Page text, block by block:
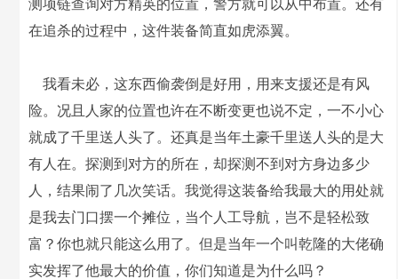
测项链查询对方精英的位置，警方就可以从中布置。还有
在追杀的过程中，这件装备简直如虎添翼。
我看未必，这东西偷袭倒是好用，用来支援还是有风
险。况且人家的位置也许在不断变更也说不定，一不小心
就成了千里送人头了。还真是当年土豪千里送人头的是大
有人在。探测到对方的所在，却探测不到对方身边多少
人，结果闹了几次笑话。我觉得这装备给我最大的用处就
是我去门口摆一个摊位，当个人工导航，岂不是轻松致
富？你也就只能这么用了。但是当年一个叫乾隆的大佬确
实发挥了他最大的价值，你们知道是为什么吗？